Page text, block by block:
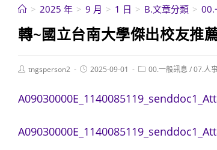
> 2025 年 > 9 月 > 1 日 > B.文章分類 > 00.
轉~國立台南大學傑出校友推
Posttngsperson2
Post2025-09-01
Post00.一般訊息 /07.人